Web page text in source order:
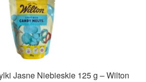
Jasne Niebieskie 125 g – Wilton